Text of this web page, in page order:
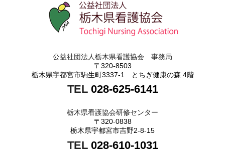
公益社団法人栃木県看護協会 事務局
〒320-8503
栃木県宇都宮市駒生町3337-1 とちぎ健康の森 4階
TEL 028-625-6141
栃木県看護協会研修センター
〒320-0838
栃木県宇都宮市吉野2-8-15
TEL 028-610-1031